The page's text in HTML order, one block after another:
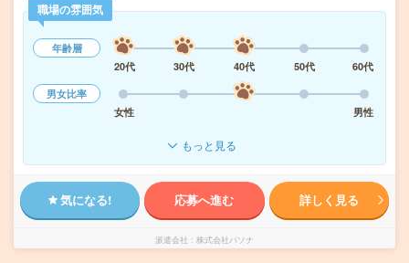
職場の雰囲気
年齢層
20代
30代 40代 50代
60代
男女比率
女性
男性
もっと見る
気になる! 応募へ進む 詳しく見る
派遣会社 株式会社パソナ